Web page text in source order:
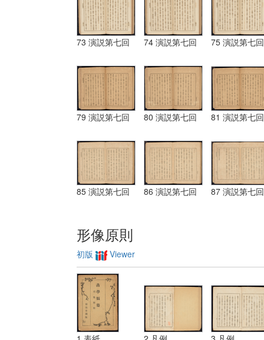
73 演説第七回 74 演説第七回 75 演説第七回
79 演説第七回 80 演説第七回 81 演説第七回
85 演説第七回 86 演説第七回 87 演説第七回
形像原則
初版 Viewer